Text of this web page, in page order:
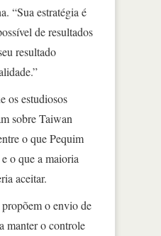
“Sua estratégia é
de resultados
resultado
os estudiosos
sobre Taiwan
o que Pequim
o que a maioria
aceitar.
o envio de
manter o controle